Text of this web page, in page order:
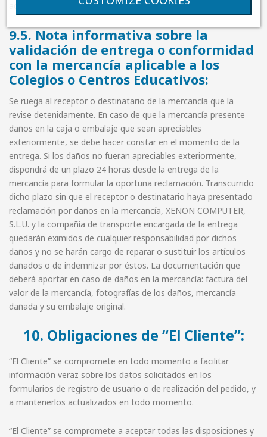
página web del fabricante.
9.5. Nota informativa sobre la
validación de entrega o conformidad
con la mercancía aplicable a los
Colegios o Centros Educativos:
Se ruega al receptor o destinatario de la mercancía que la
revise detenidamente. En caso de que la mercancía presente
daños en la caja o embalaje que sean apreciables
exteriormente, se debe hacer constar en el momento de la
entrega. Si los daños no fueran apreciables exteriormente,
dispondrá de un plazo 24 horas desde la entrega de la
mercancía para formular la oportuna reclamación. Transcurrido
dicho plazo sin que el receptor o destinatario haya presentado
reclamación por daños en la mercancía, XENON COMPUTER,
S.L.U. y la compañía de transporte encargada de la entrega
quedarán eximidos de cualquier responsabilidad por dichos
daños y no se harán cargo de reparar o sustituir los artículos
dañados o de indemnizar por éstos. La documentación que
deberá aportar en caso de daños en la mercancía: factura del
valor de la mercancía, fotografías de los daños, mercancía
dañada y su embalaje original.
10. Obligaciones de “El Cliente”:
“El Cliente” se compromete en todo momento a facilitar
información veraz sobre los datos solicitados en los
formularios de registro de usuario o de realización del pedido, y
a mantenerlos actualizados en todo momento.
“El Cliente” se compromete a aceptar todas las disposiciones y